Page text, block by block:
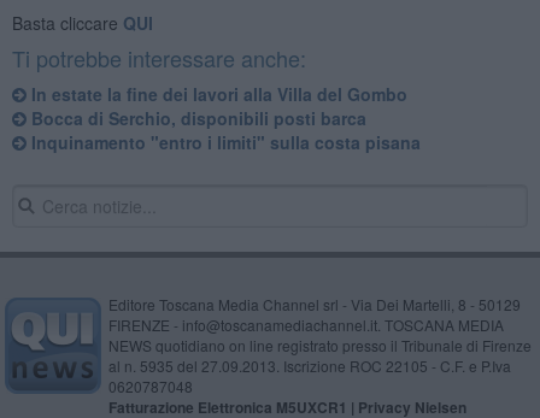
Basta cliccare QUI
Ti potrebbe interessare anche:
In estate la fine dei lavori alla Villa del Gombo
Bocca di Serchio, disponibili posti barca
Inquinamento "entro i limiti" sulla costa pisana
Editore Toscana Media Channel srl - Via Dei Martelli, 8 - 50129
FIRENZE - info@toscanamediachannel.it. TOSCANA MEDIA
NEWS quotidiano on line registrato presso il Tribunale di Firenze
al n. 5935 del 27.09.2013. Iscrizione ROC 22105 - C.F. e P.Iva
0620787048
Fatturazione Elettronica M5UXCR1 | Privacy Nielsen